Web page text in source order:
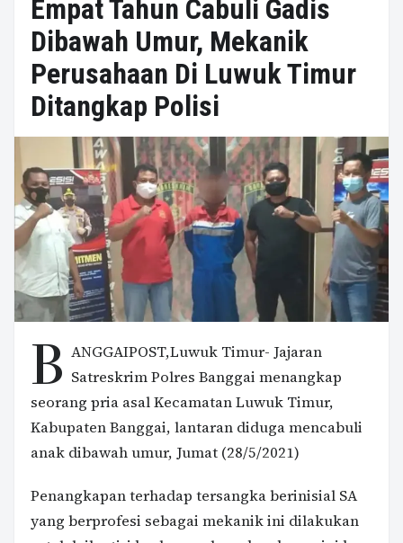
Empat Tahun Cabuli Gadis
Dibawah Umur, Mekanik
Perusahaan Di Luwuk Timur
Ditangkap Polisi
B ANGGAIPOST,Luwuk Timur- Jajaran
Satreskrim Polres Banggai menangkap
seorang pria asal Kecamatan Luwuk Timur,
Kabupaten Banggai, lantaran diduga mencabuli
anak dibawah umur, Jumat (28/5/2021)
Penangkapan terhadap tersangka berinisial SA
yang berprofesi sebagai mekanik ini dilakukan